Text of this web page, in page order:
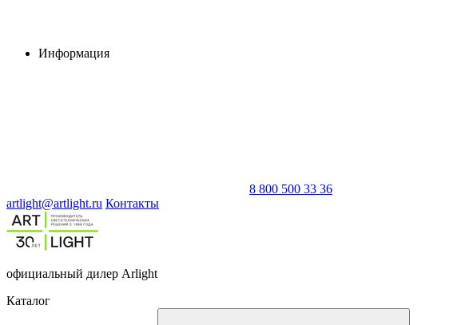
Информация
8 800 500 33 36
artlight@artlight.ru Контакты
официальный дилер Arlight
Каталог